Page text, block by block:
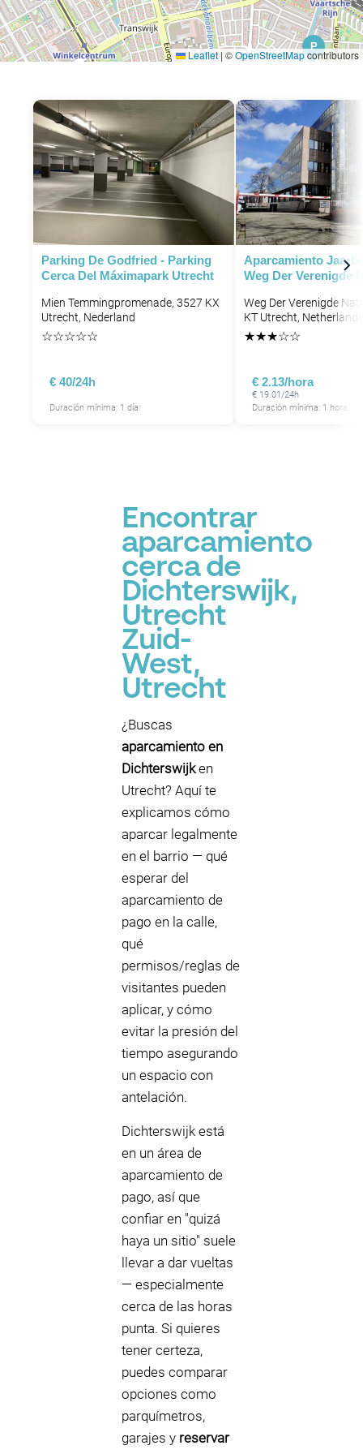
P
P
Leaflet | ©OpenStreetMapcontributors
Parking De Godfried - Parking
Cerca Del Máximapark Utrecht
Mien Temmingpromenade, 3527 KX
Utrecht, Nederland
☆☆☆☆☆
€ 40/24h
Duración mínima: 1 día
Aparcamiento
Weg Der Verenigde
Weg Der Verenigde
KT Utrecht, Netherlands
★★★☆☆
€ 2.13/hora
€ 19.01/24h
Duración mínima: 1 hora
Encontrar
aparcamiento
cerca de
Dichterswijk,
Utrecht
Zuid-
West,
Utrecht
¿Buscas
aparcamiento en
Dichterswijken
Utrecht? Aquí te
explicamos cómo
aparcar legalmente
en el barrio — qué
esperar del
aparcamiento de
pago en la calle,
qué
permisos/reglas de
visitantes pueden
aplicar, y cómo
evitar la presión del
tiempo asegurando
un espacio con
antelación.
Dichterswijk está
en un área de
aparcamiento de
pago, así que
confiar en "quizá
haya un sitio" suele
llevar a dar vueltas
— especialmente
cerca de las horas
punta. Si quieres
tener certeza,
puedes comparar
opciones como
parquímetros,
garajes y reservar